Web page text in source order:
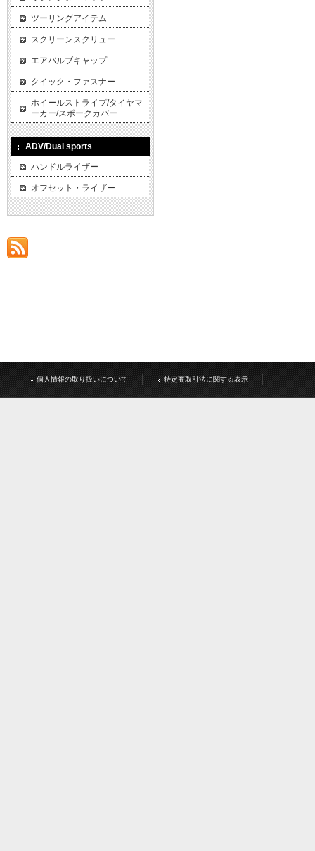
ツーリングアイテム
スクリーンスクリュー
エアバルブキャップ
クイック・ファスナー
ホイールストライプ/タイヤマ
ーカー/スポークカバー
ADV/Dual sports
ハンドルライザー
オフセット・ライザー
個人情報の取り扱いについて 特定商取引法に関する表示